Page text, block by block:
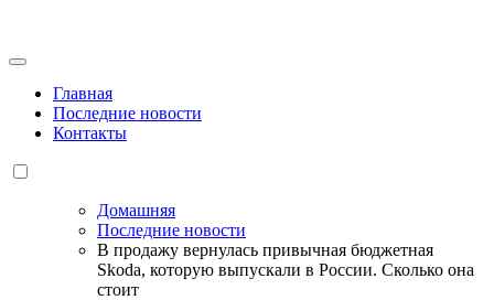
содержанию
Главная
Последние новости
Контакты
Домашняя
Последние новости
В продажу вернулась привычная бюджетная
Skoda, которую выпускали в России. Сколько она
стоит